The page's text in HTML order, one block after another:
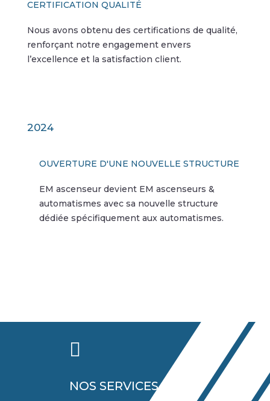
CERTIFICATION QUALITÉ
Nous avons obtenu des certifications de qualité,
renforçant notre engagement envers
l’excellence et la satisfaction client.
2024
OUVERTURE D'UNE NOUVELLE STRUCTURE
EM ascenseur devient EM ascenseurs &
automatismes avec sa nouvelle structure
dédiée spécifiquement aux automatismes.

NOS SERVICES